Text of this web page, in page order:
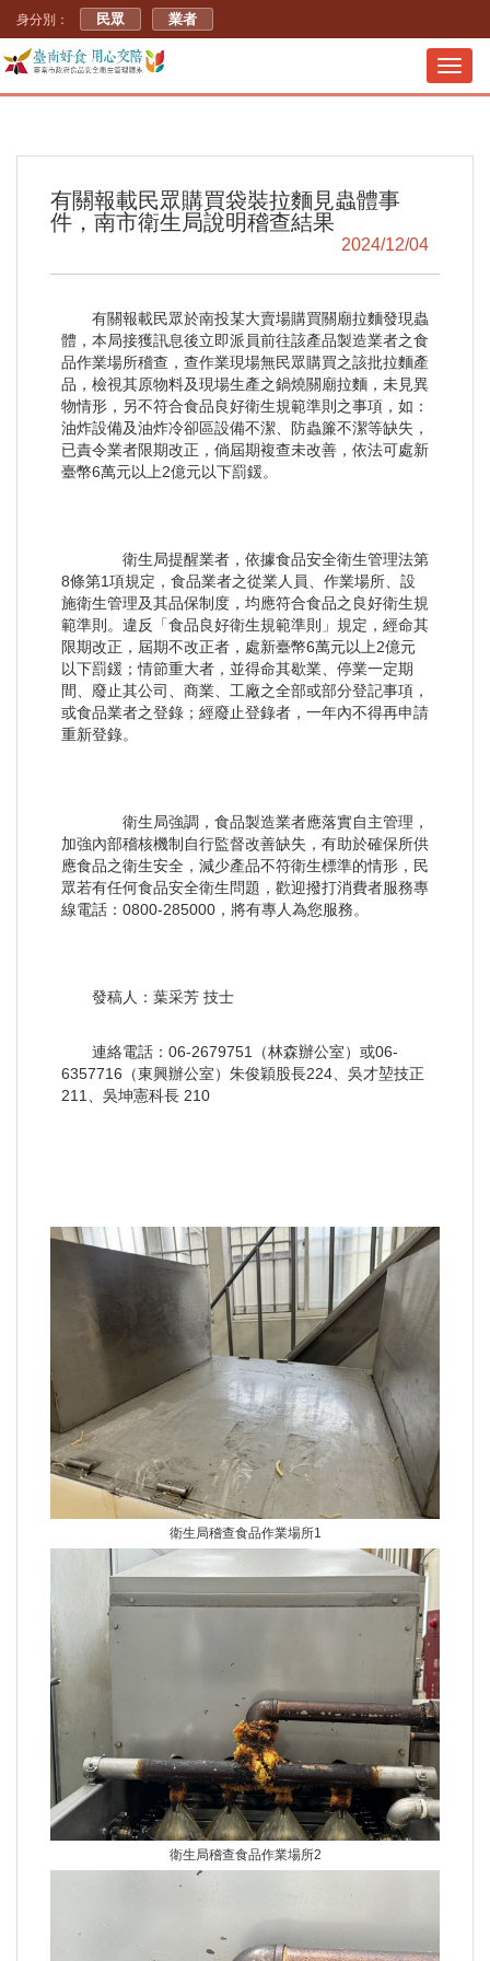
身分別： 民眾 業者
有關報載民眾購買袋裝拉麵見蟲體事
件，南市衛生局說明稽查結果
2024/12/04
有關報載民眾於南投某大賣場購買關廟拉麵發現蟲
體，本局接獲訊息後立即派員前往該產品製造業者之食
品作業場所稽查，查作業現場無民眾購買之該批拉麵產
品，檢視其原物料及現場生產之鍋燒關廟拉麵，未見異
物情形，另不符合食品良好衛生規範準則之事項，如：
油炸設備及油炸冷卻區設備不潔、防蟲簾不潔等缺失，
已責令業者限期改正，倘屆期複查未改善，依法可處新
臺幣6萬元以上2億元以下罰鍰。
衛生局提醒業者，依據食品安全衛生管理法第
8條第1項規定，食品業者之從業人員、作業場所、設
施衛生管理及其品保制度，均應符合食品之良好衛生規
範準則。違反「食品良好衛生規範準則」規定，經命其
限期改正，屆期不改正者，處新臺幣6萬元以上2億元
以下罰鍰；情節重大者，並得命其歇業、停業一定期
間、廢止其公司、商業、工廠之全部或部分登記事項，
或食品業者之登錄；經廢止登錄者，一年內不得再申請
重新登錄。
衛生局強調，食品製造業者應落實自主管理，
加強內部稽核機制自行監督改善缺失，有助於確保所供
應食品之衛生安全，減少產品不符衛生標準的情形，民
眾若有任何食品安全衛生問題，歡迎撥打消費者服務專
線電話：0800-285000，將有專人為您服務。
發稿人：葉采芳 技士
連絡電話：06-2679751（林森辦公室）或06-
6357716（東興辦公室）朱俊穎股長224、吳才堃技正
211、吳坤憲科長 210
衛生局稽查食品作業場所1
衛生局稽查食品作業場所2